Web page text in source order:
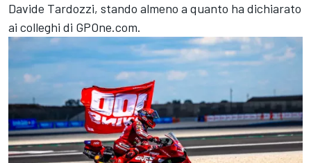
Davide Tardozzi, stando almeno a quanto ha dichiarato
ai colleghi di GPOne.com.